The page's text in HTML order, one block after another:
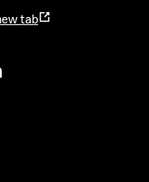
tab